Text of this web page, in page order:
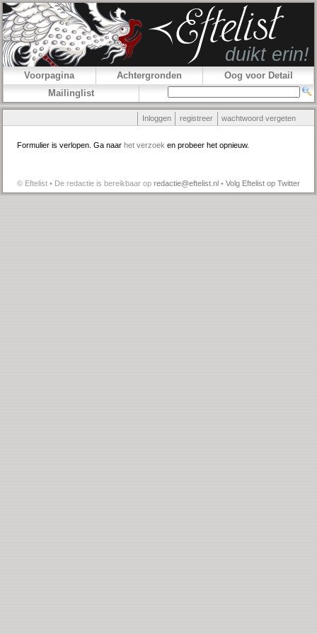
Voorpagina Achtergronden
Oog voor Detail
Mailinglist
Inloggen registreer wachtwoord vergeten
Formulier is verlopen. Ga naar het verzoek en probeer het opnieuw.
© Eftelist • De redactie is bereikbaar op redactie@eftelist.nl • Volg Eftelist op Twitter